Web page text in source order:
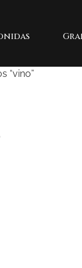
“vino”